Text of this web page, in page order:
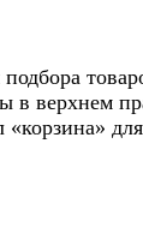
в верхнем
«корзина»